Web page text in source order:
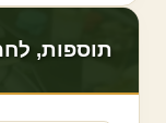
תוספות,